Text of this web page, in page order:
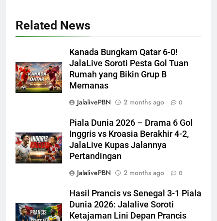
Related News
Kanada Bungkam Qatar 6-0!
JalaLive Soroti Pesta Gol Tuan
Rumah yang Bikin Grup B
Memanas
JalalivePBN
2 months ago 0
Piala Dunia 2026 – Drama 6 Gol
Inggris vs Kroasia Berakhir 4-2,
JalaLive Kupas Jalannya
Pertandingan
JalalivePBN
2 months ago 0
Hasil Prancis vs Senegal 3-1 Piala
Dunia 2026: Jalalive Soroti
Ketajaman Lini Depan Prancis